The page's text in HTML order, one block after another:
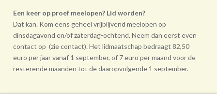
Een keer op proef meelopen? Lid worden?
Dat kan. Kom eens geheel vrij­blijvend meelopen op
dinsdagavond en/of zaterdag-ochtend. Neem dan eerst even
contact op (zie contact). Het lidmaatschap bedraagt 82,50
euro per jaar vanaf 1 september, of 7 euro per maand voor de
resterende maanden tot de daarop­volgende 1 september.